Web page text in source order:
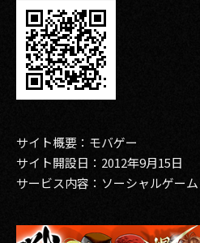
2019
2018
サイト概要：モバゲー
サイト開設日：2012年9月15日
サービス内容：ソーシャルゲーム